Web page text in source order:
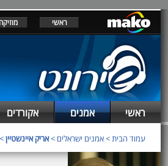
ראשי מוזיקה
ראשי אמנים אקורדים
עמוד הבית>אמנים ישראלים >אריק איינשטיין